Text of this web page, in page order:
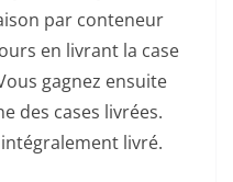
par conteneur
en livrant la case
gagnez ensuite
des cases livrées.
livré.